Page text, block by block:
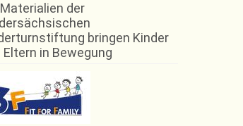
der
bringen Kinder
Eltern in Bewegung